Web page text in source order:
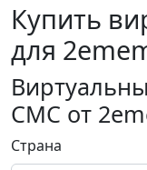
Купить
для
СМС от
Страна